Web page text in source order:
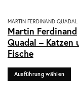
MARTIN FERDINAND QUADAL
Martin Ferdinand
Quadal – Katzen
Fische
Ausführung wählen
Dieses
Produkt
weist
mehrere
auf.